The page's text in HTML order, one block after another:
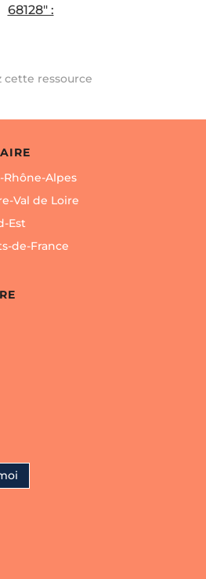
68128" :
cette ressource
Rhône-Alpes
Val de Loire
Est
de-France